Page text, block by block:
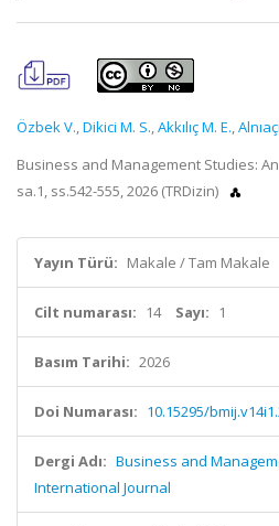
Özbek V.,Dikici M. S.,Akkılıç M. E.,
Business and Management Studies:
sa.1, ss.542-555, 2026 (TRDizin)
Yayın Türü: Makale / Tam Makale
Cilt numarası: 14 Sayı: 1
Basım Tarihi: 2026
Doi Numarası: 10.15295/
Dergi Adı: Business and
International Journal